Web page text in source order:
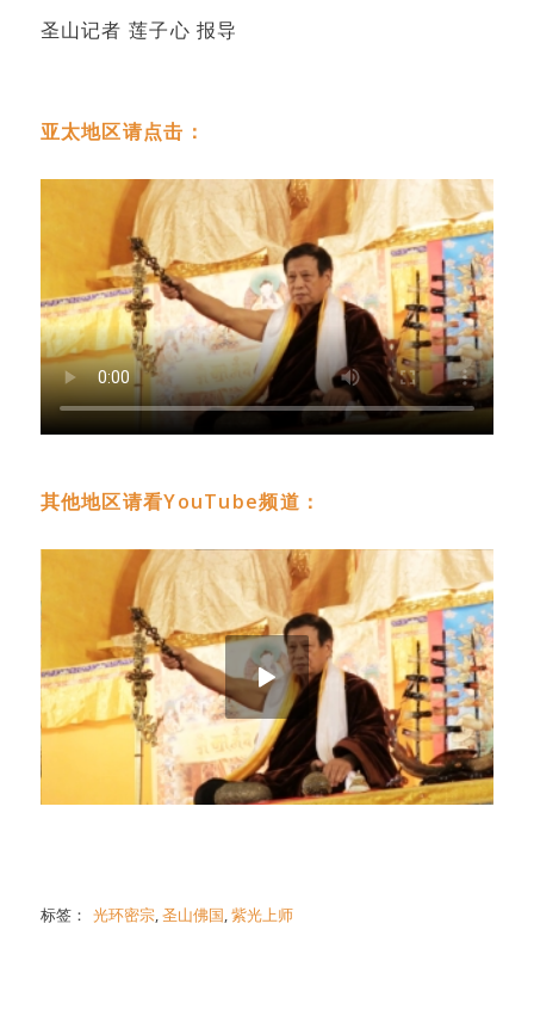
圣山记者 莲子心 报导
亚太地区请点击：
其他地区请看YouTube频道：
标签： 光环密宗,圣山佛国,紫光上师